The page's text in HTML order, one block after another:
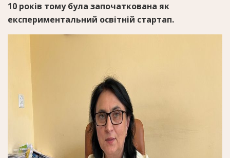
10 років тому була започаткована як
експериментальний освітній стартап.